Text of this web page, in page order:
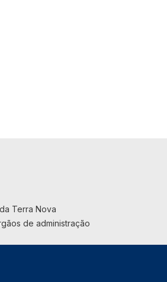
Terra Nova
de administração